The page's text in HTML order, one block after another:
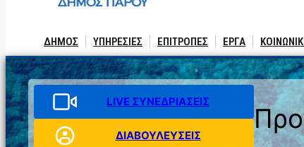
ΔΗΜΟΣ ΥΠΗΡΕΣΙΕΣ ΕΠΙΤΡΟΠΕΣ ΕΡΓΑ
LIVE ΣΥΝΕΔΡΙΑΣΕΙΣ
ΔΙΑΒΟΥΛΕΥΣΕΙΣ